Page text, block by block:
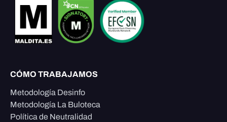
CÓMO TRABAJAMOS
Metodología Desinfo
Metodología La Buloteca
Política de Neutralidad